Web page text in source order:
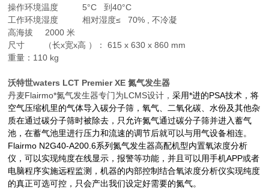
操作环境温度 5°C 到40°C
工作环境湿度 相对湿度≤ 70% , 不冷凝
高海拔 2000 米
尺寸 （长x宽x高 ）： 615 x 630 x 860 mm
重量：110 kg
沃特世waters LCT Premier XE 氮气发生器
丹麦Flairmo*氮气发生器专门为LCMS设计，采用*进的PSA技术，将
空气压缩机里的气体导入碳分子筛，氧气、二氧化碳、水份及其他杂
质在通过碳分子筛时被除去，只允许氮气通过碳分子筛并进入蓄气
池，在蓄气池里进行压力和流速的调节后就可以与用气设备相连。
Flairmo N2G40-A200.6系列氮气发生器高配机型内置氧浓度分析
仪，可以实现纯度在线显示，报警等功能，并且可以用手机APP或者
电脑程序实施远程监测，机器的内部控制结合氧浓度分析仪实现纯度
的真正可选可控，只会产出我们设定好需要的氮气。